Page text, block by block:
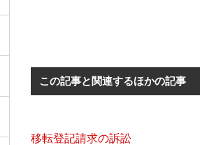
この記事と関連するほかの記事
移転登記請求の訴訟